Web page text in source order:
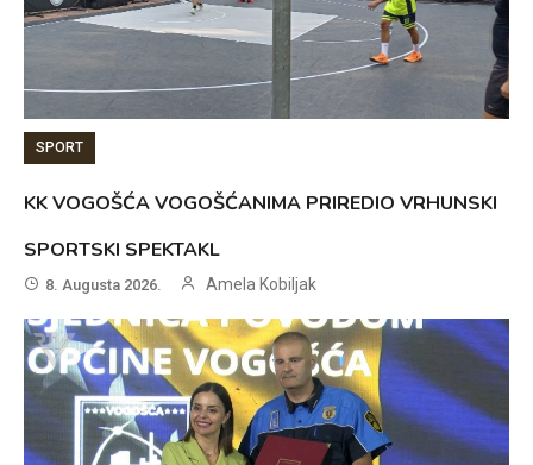
SPORT
KK VOGOŠĆA VOGOŠĆANIMA PRIREDIO VRHUNSKI
SPORTSKI SPEKTAKL
8. Augusta 2026. Amela Kobiljak